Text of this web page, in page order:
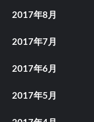
2017年8月
2017年7月
2017年6月
2017年5月